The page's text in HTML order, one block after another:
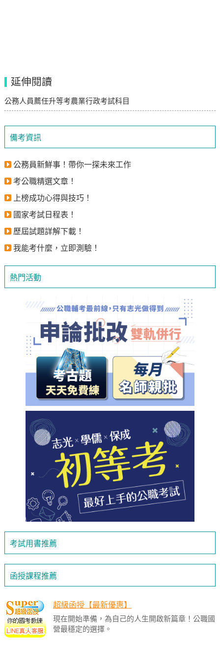
備考資訊
公務員新鮮事！帶你一探未來工作
考公職精選文章！
上榜成功心得與技巧！
國家考試日程表！
歷屆試題詳解下載！
我能考什麼，立即測驗！
熱門活動
考試用書推薦
函授課程推薦
超級函授【最新優惠】
現在開始準備，為自己的人生開啟新篇章！公職國
營最穩定的選擇。
延伸閱讀
公務人員薦任升等考農業行政考試科目